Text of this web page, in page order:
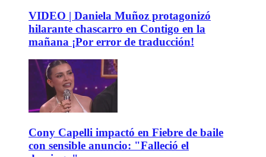
VIDEO | Daniela Muñoz protagonizó
hilarante chascarro en Contigo en la
mañana ¡Por error de traducción!
Cony Capelli impactó en Fiebre de baile
con sensible anuncio: "Falleció el